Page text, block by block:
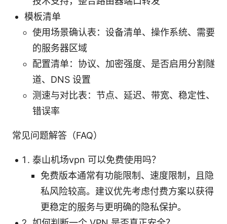
模板清单
使用场景确认表：设备清单、操作系统、需要
的服务器区域
配置清单：协议、加密强度、是否启用分割隧
道、DNS 设置
测速与对比表：节点、延迟、带宽、稳定性、
错误率
常见问题解答（FAQ）
泰山机场vpn 可以免费使用吗？
免费版本通常有功能限制、速度限制，且隐
私风险较高。建议优先考虑付费方案以获得
更稳定的服务与更明确的隐私保护。